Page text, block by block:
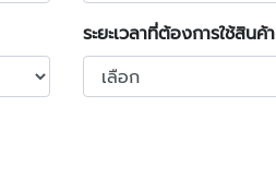
ระยะเวลาที่ต้องการใช้สินค้า